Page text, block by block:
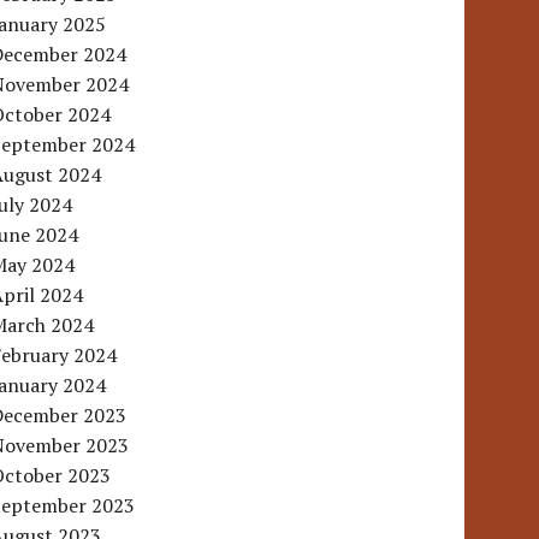
2025
2024
2024
2024
2024
2024
2024
2024
2024
2024
2024
2024
2024
2023
2023
2023
2023